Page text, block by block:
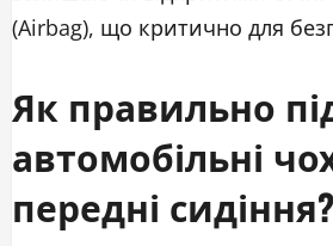
(Airbag), що критично для
Як правильно
автомобільні
передні сидіння?